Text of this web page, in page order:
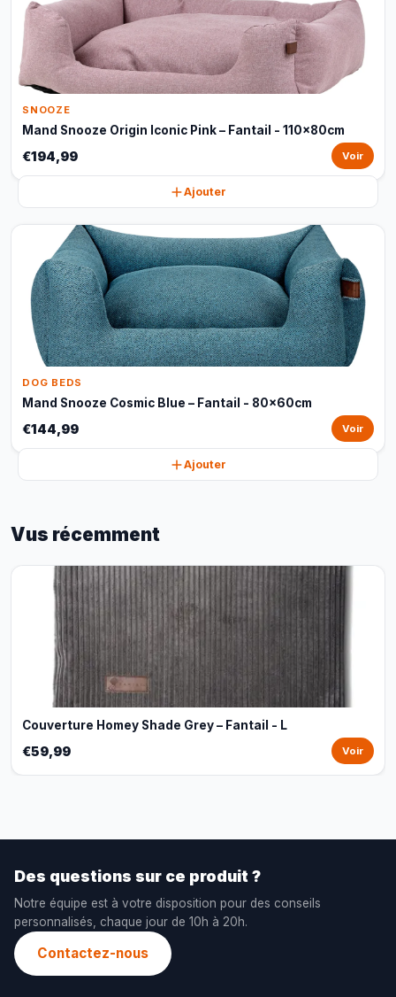
SNOOZE
Mand Snooze Origin Iconic Pink – Fantail - 110x80cm
€194,99 Voir
Ajouter
DOG BEDS
Mand Snooze Cosmic Blue – Fantail - 80x60cm
€144,99 Voir
Ajouter
Vus récemment
Couverture Homey Shade Grey – Fantail - L
€59,99 Voir
Des questions sur ce produit ?
Notre équipe est à votre disposition pour des conseils
personnalisés, chaque jour de 10h à 20h.
Contactez-nous